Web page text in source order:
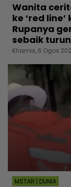
Wanita
ke ‘red
Rupanya
sebaik
Khamis, 6 Ogos
MSTAR | DUNIA